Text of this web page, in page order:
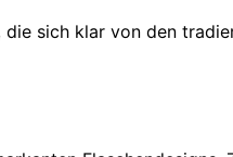
sich klar von den